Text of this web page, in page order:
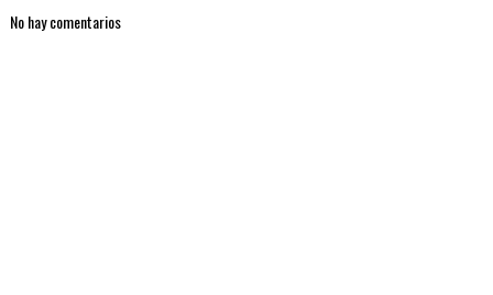
No hay comentarios